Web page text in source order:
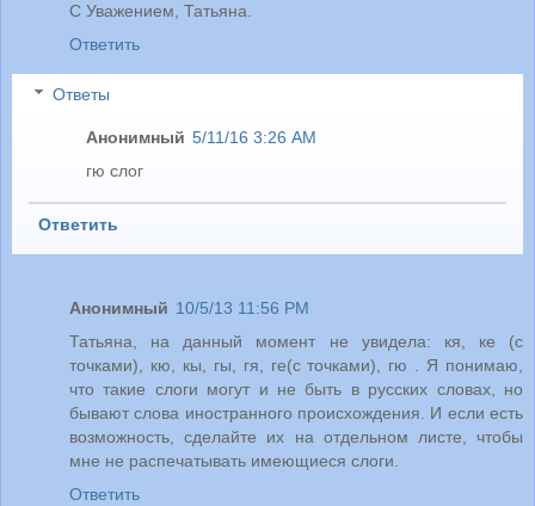
С Уважением, Татьяна.
Ответить
Ответы
Анонимный 5/11/16 3:26 AM
гю слог
Ответить
Анонимный 10/5/13 11:56 PM
Татьяна, на данный момент не увидела: кя, ке (с
точками), кю, кы, гы, гя, ге(с точками), гю . Я понимаю,
что такие слоги могут и не быть в русских словах, но
бывают слова иностранного происхождения. И если есть
возможность, сделайте их на отдельном листе, чтобы
мне не распечатывать имеющиеся слоги.
Ответить